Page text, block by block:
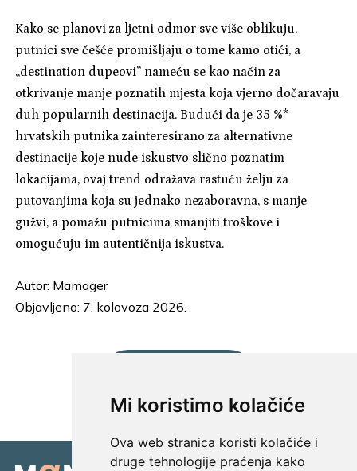
Mi koristimo kolačiće
Ova web stranica koristi kolačiće i
druge tehnologije praćenja kako
Kako se planovi za ljetni odmor sve više oblikuju,
putnici sve češće promišljaju o tome kamo otići, a
„destination dupeovi” nameću se kao način za
otkrivanje manje poznatih mjesta koja vjerno dočaravaju
duh popularnih destinacija. Budući da je 35 %*
hrvatskih putnika zainteresirano za alternativne
destinacije koje nude iskustvo slično poznatim
lokacijama, ovaj trend odražava rastuću želju za
putovanjima koja su jednako nezaboravna, s manje
gužvi, a pomažu putnicima smanjiti troškove i
omogućuju im autentičnija iskustva.
Autor: Mamager
Objavljeno: 7. kolovoza 2026.